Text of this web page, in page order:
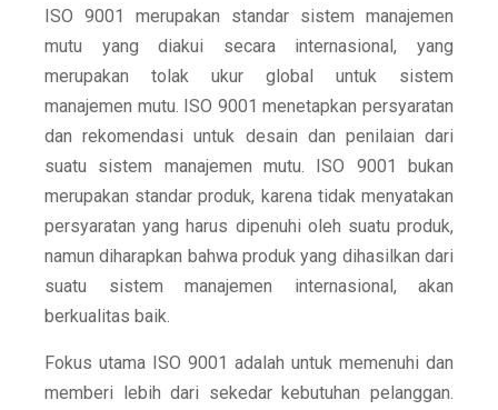
ISO 9001 merupakan standar sistem manajemen
mutu yang diakui secara internasional, yang
merupakan tolak ukur global untuk sistem
manajemen mutu. ISO 9001 menetapkan persyaratan
dan rekomendasi untuk desain dan penilaian dari
suatu sistem manajemen mutu. ISO 9001 bukan
merupakan standar produk, karena tidak menyatakan
persyaratan yang harus dipenuhi oleh suatu produk,
namun diharapkan bahwa produk yang dihasilkan dari
suatu sistem manajemen internasional, akan
berkualitas baik.
Fokus utama ISO 9001 adalah untuk memenuhi dan
memberi lebih dari sekedar kebutuhan pelanggan.